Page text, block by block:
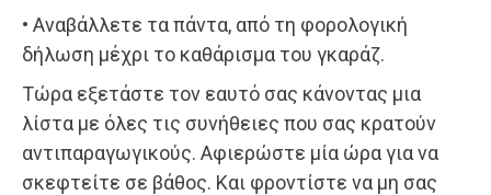
• Αναβάλλετε τα πάντα, από τη φορολογική
δήλωση μέχρι το καθάρισμα του γκαράζ.
Τώρα εξετάστε τον εαυτό σας κάνοντας μια
λίστα με όλες τις συνήθειες που σας κρατούν
αντιπαραγωγικούς. Αφιερώστε μία ώρα για να
σκεφτείτε σε βάθος. Και φροντίστε να μη σας